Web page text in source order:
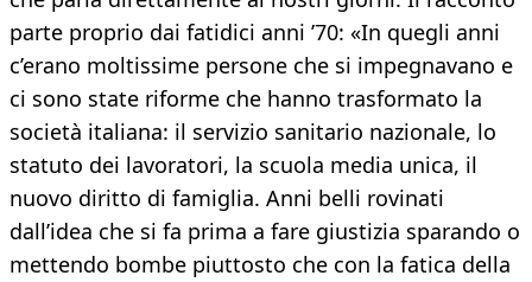
parte proprio dai fatidici anni ’70: «In quegli anni
c’erano moltissime persone che si impegnavano e
ci sono state riforme che hanno trasformato la
società italiana: il servizio sanitario nazionale, lo
statuto dei lavoratori, la scuola media unica, il
nuovo diritto di famiglia. Anni belli rovinati
dall’idea che si fa prima a fare giustizia sparando o
mettendo bombe piuttosto che con la fatica della